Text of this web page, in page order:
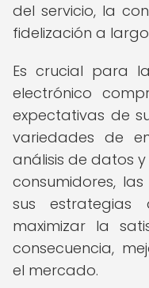
del servicio, la
fidelización a
Es crucial para
electrónico
expectativas de
variedades de
análisis de datos
consumidores,
sus
maximizar la
consecuencia,
el mercado.